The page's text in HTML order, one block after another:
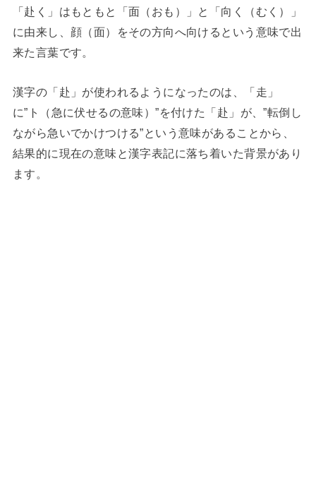
「赴く」はもともと「面（おも）」と「向く（むく）」
に由来し、顔（面）をその方向へ向けるという意味で出
来た言葉です。
漢字の「赴」が使われるようになったのは、「走」
に”ト（急に伏せるの意味）”を付けた「赴」が、”転倒し
ながら急いでかけつける”という意味があることから、
結果的に現在の意味と漢字表記に落ち着いた背景があり
ます。